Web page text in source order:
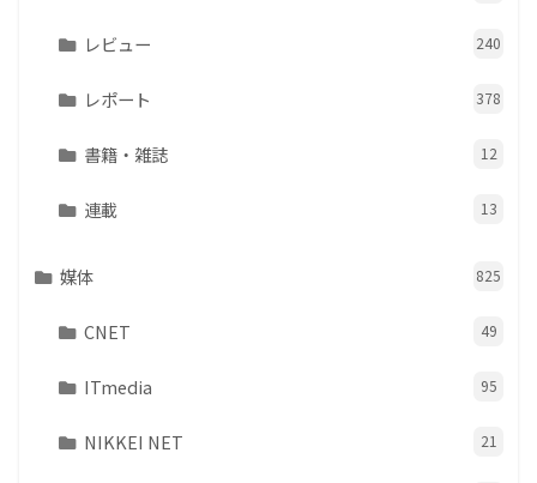
レビュー 240
レポート 378
書籍・雑誌 12
連載 13
媒体 825
CNET 49
ITmedia 95
NIKKEI NET 21